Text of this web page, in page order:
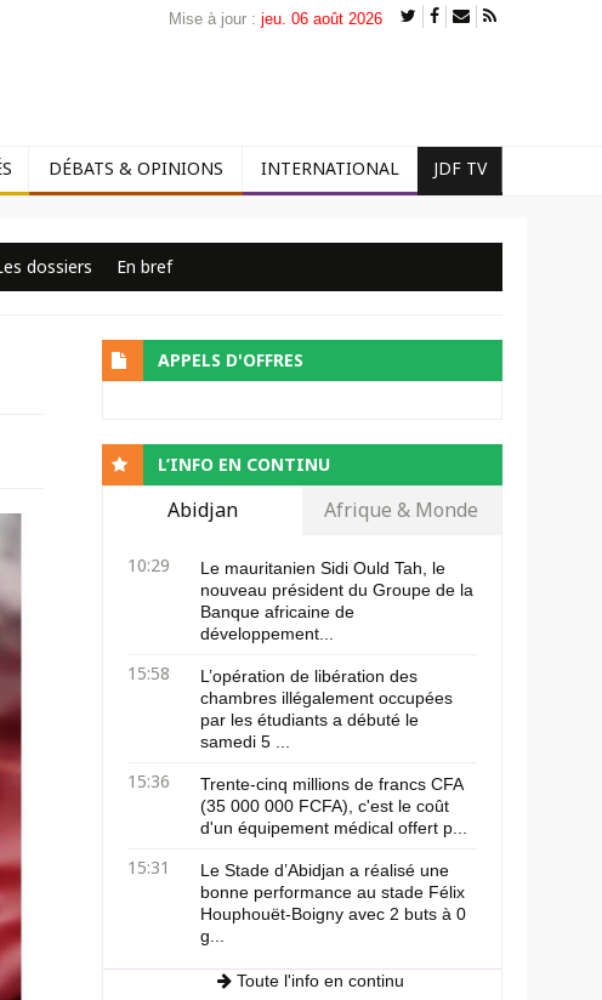
Mise à jour : jeu. 06 août 2026
DÉBATS & OPINIONS INTERNATIONAL JDF TV
dossiers En bref
APPELS D'OFFRES
L’INFO EN CONTINU
Abidjan Afrique & Monde
10:29
Le mauritanien Sidi Ould Tah, le
nouveau président du Groupe de la
Banque africaine de
développement...
15:58
L’opération de libération des
chambres illégalement occupées
par les étudiants a débuté le
samedi 5 ...
15:36
Trente-cinq millions de francs CFA
(35 000 000 FCFA), c'est le coût
d'un équipement médical offert p...
15:31
Le Stade d’Abidjan a réalisé une
bonne performance au stade Félix
Houphouët-Boigny avec 2 buts à 0
g...
Toute l'info en continu